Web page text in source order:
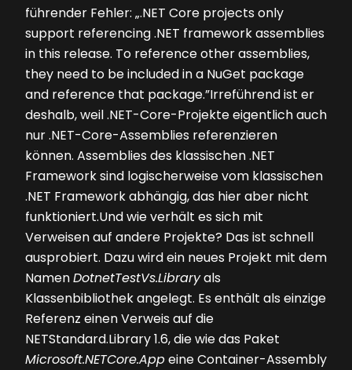
führender Fehler: „.NET Core projects only
support referencing .NET framework assemblies
in this release. To reference other assemblies,
they need to be included in a NuGet package
and reference that package.”Irreführend ist er
deshalb, weil .NET-Core-Projekte eigentlich auch
nur .NET-Core-Assemblies referenzieren
können. Assemblies des klassischen .NET
Framework sind logischerweise vom klassischen
.NET Framework abhängig, das hier aber nicht
funktioniert.Und wie verhält es sich mit
Verweisen auf andere Projekte? Das ist schnell
ausprobiert. Dazu wird ein neues Projekt mit dem
NamenDotnetTestVs.Libraryals
Klassenbibliothek angelegt. Es enthält als einzige
Referenz einen Verweis auf die
NETStandard.Library 1.6, die wie das Paket
Microsoft.NETCore.Appeine Container-Assembly